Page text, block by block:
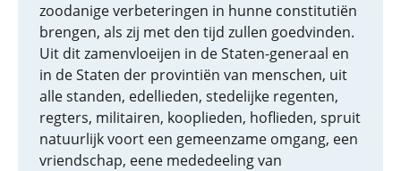
zoodanige verbeteringen in hunne constitutiën
brengen, als zij met den tijd zullen goedvinden.
Uit dit zamenvloeijen in de Staten-generaal en
in de Staten der provintiën van menschen, uit
alle standen, edellieden, stedelijke regenten,
regters, militairen, kooplieden, hoflieden, spruit
natuurlijk voort een gemeenzame omgang, een
vriendschap, eene mededeeling van